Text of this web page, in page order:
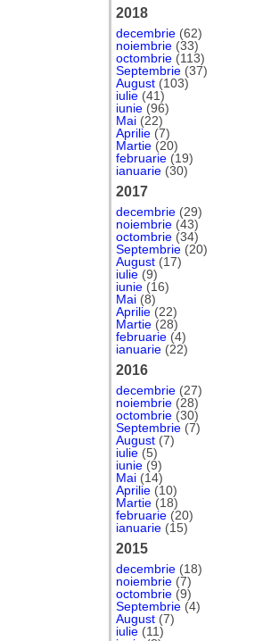
2018
decembrie (62)
noiembrie (33)
octombrie (113)
Septembrie (37)
August (103)
iulie (41)
iunie (96)
Mai (22)
Aprilie (7)
Martie (20)
februarie (19)
ianuarie (30)
2017
decembrie (29)
noiembrie (43)
octombrie (34)
Septembrie (20)
August (17)
iulie (9)
iunie (16)
Mai (8)
Aprilie (22)
Martie (28)
februarie (4)
ianuarie (22)
2016
decembrie (27)
noiembrie (28)
octombrie (30)
Septembrie (7)
August (7)
iulie (5)
iunie (9)
Mai (14)
Aprilie (10)
Martie (18)
februarie (20)
ianuarie (15)
2015
decembrie (18)
noiembrie (7)
octombrie (9)
Septembrie (4)
August (7)
iulie (11)